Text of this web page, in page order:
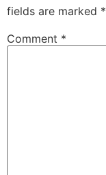
fields are marked *
Comment *